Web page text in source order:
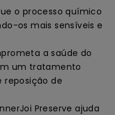
o processo químico
os mais sensíveis e
a saúde do
um tratamento
reposição de
Preserve ajuda